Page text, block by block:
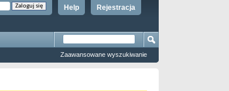
Rejestracja
Help
Zaawansowane wyszukiwanie